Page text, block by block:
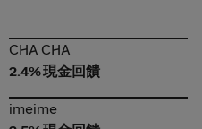
CHA CHA
CHA CHA
2.4% 現金回饋
imeime
imeime